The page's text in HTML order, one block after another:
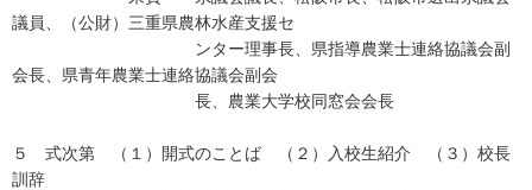
議員、（公財）三重県農林水産支援セ
ンター理事長、県指導農業士連絡協議会副
会長、県青年農業士連絡協議会副会
長、農業大学校同窓会会長
５ 式次第 （１）開式のことば （２）入校生紹介 （３）校長
訓辞